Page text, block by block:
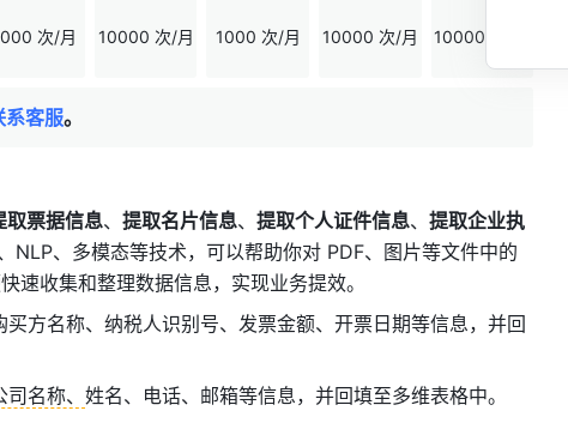
次/月 10000 次/月 1000 次/月 10000 次/月 10000 次/月
系客服。
取票据信息、 提取名片信息、 提取个人证件信息、 提取企业执
NLP、多模态等技术，可以帮助你对 PDF、图片等文件中的
速收集和整理数据信息，实现业务提效。
方名称、纳税人识别号、发票金额、开票日期等信息，并回
司名称、 姓名、电话、邮箱等信息，并回填至多维表格中。